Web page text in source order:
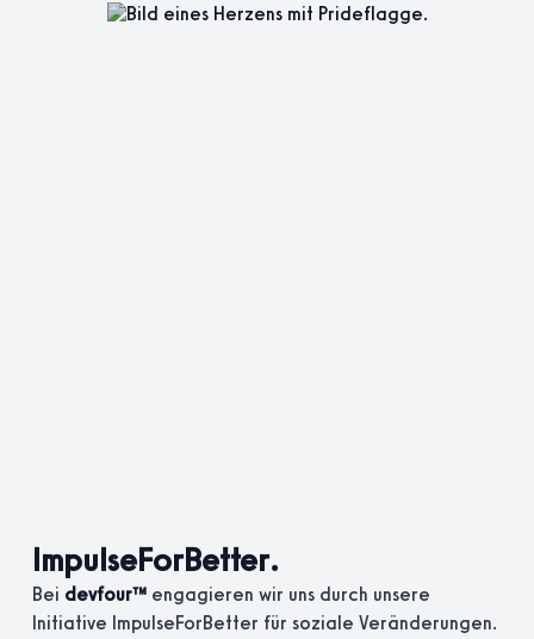
ImpulseForBetter.
Bei devfour™ engagieren wir uns durch unsere
Initiative ImpulseForBetter für soziale Veränderungen.